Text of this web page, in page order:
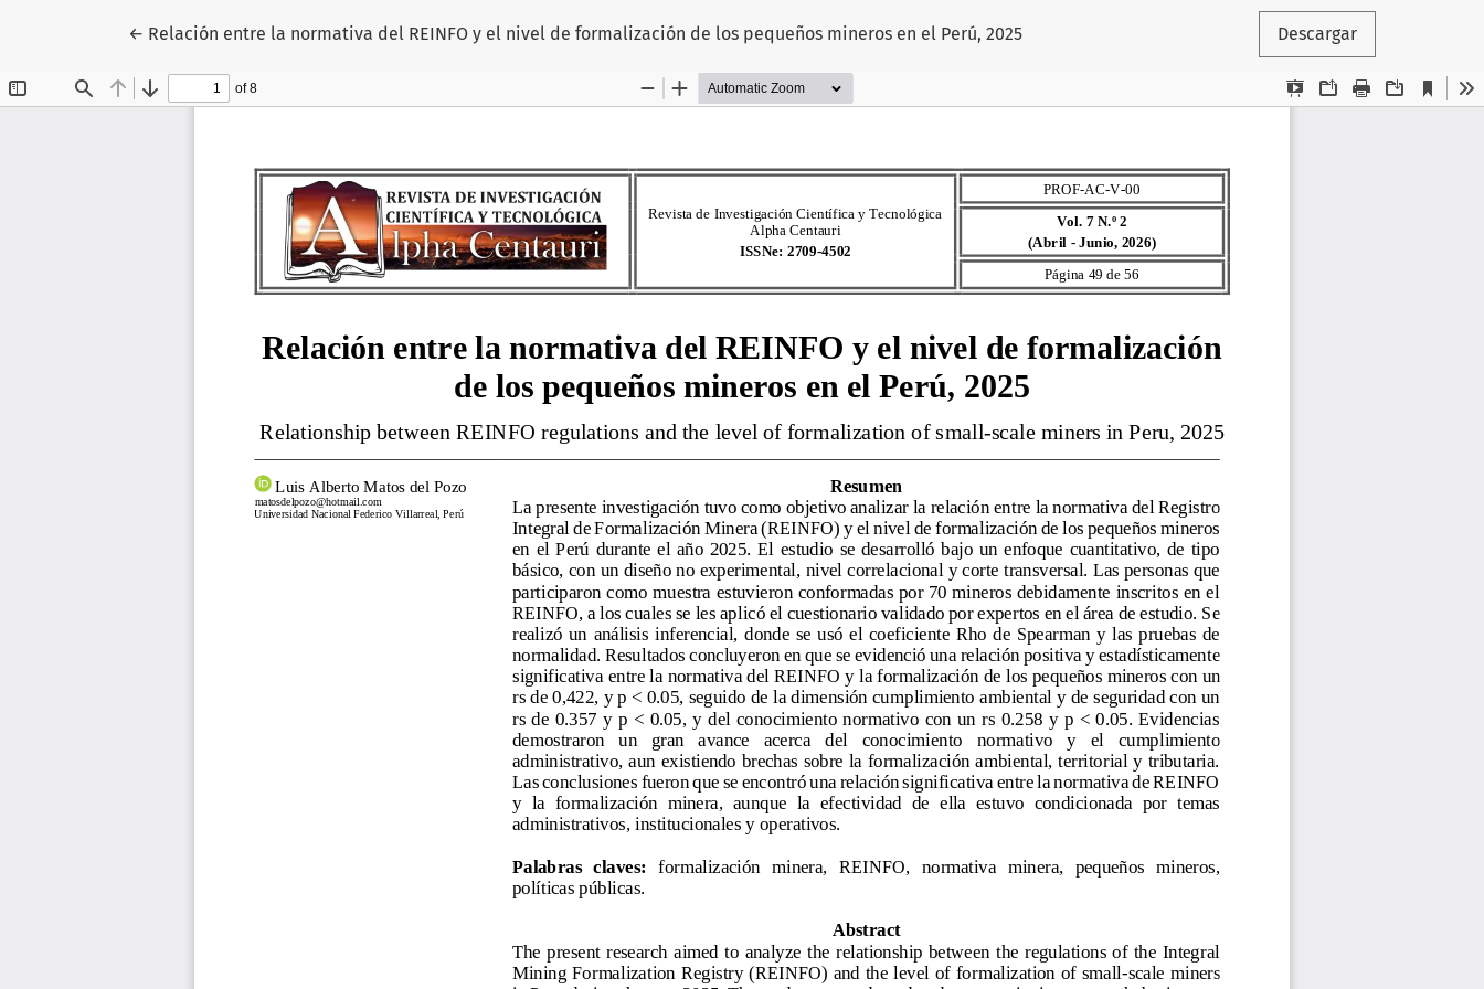
← Volver a los detalles del artículo
Relación entre la normativa del REINFO y el nivel de formalización de los pequeños mineros en el Perú, 2025 Descargar